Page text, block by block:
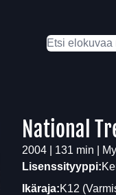
National
2004 | 131 min |
Lisenssityyppi:
Ikäraja:K12